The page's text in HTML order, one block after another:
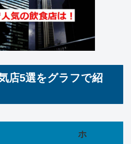
店5選をグラフで紹
ホ